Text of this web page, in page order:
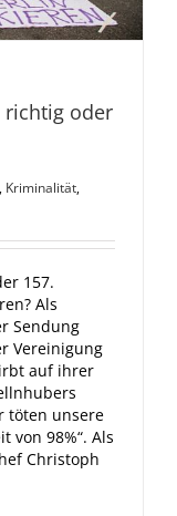
richtig oder
, Kriminalität,
157.
Als
Sendung
Vereinigung
auf ihrer
töten unsere
von 98%“. Als
Christoph